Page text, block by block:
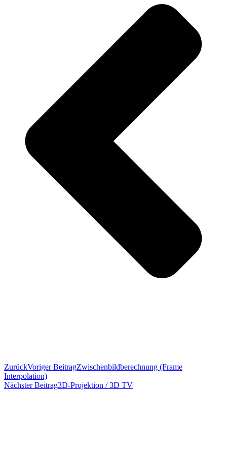
ZurückVoriger BeitragZwischenbildberechnung (Frame
Interpolation)
Nächster Beitrag3D-Projektion / 3D TV